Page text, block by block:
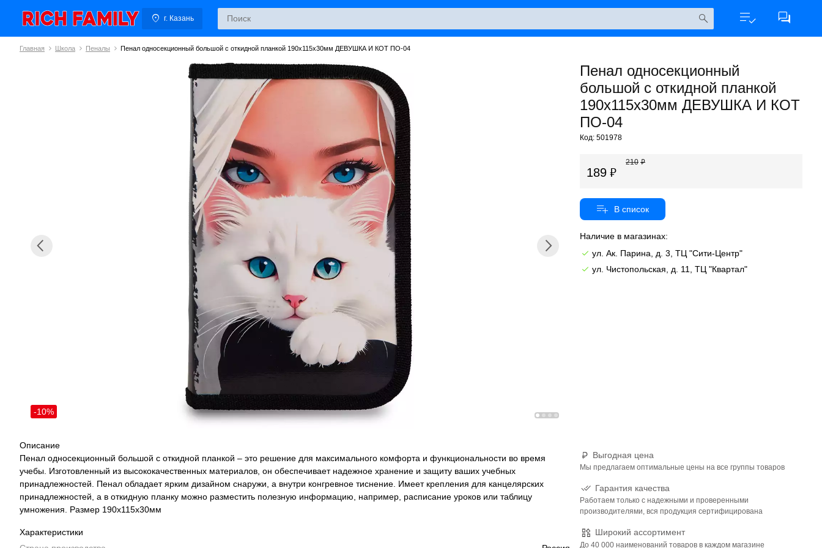
г. Казань
Главная Школа Пеналы Пенал односекционный большой с откидной планкой 190х115х30мм ДЕВУШКА И КОТ ПО-04
Пенал односекционный
большой с откидной планкой
190х115х30мм ДЕВУШКА И КОТ
ПО-04
Код: 501978
-10%
189
210
Наличие в магазинах:
ул. Ак. Парина, д. 3, ТЦ "Сити-Центр"
ул. Чистопольская, д. 11, ТЦ "Квартал"
Описание
Пенал односекционный большой с откидной планкой – это решение для максимального комфорта и функциональности во время
учебы. Изготовленный из высококачественных материалов, он обеспечивает надежное хранение и защиту ваших учебных
принадлежностей. Пенал обладает ярким дизайном снаружи, а внутри конгревное тиснение. Имеет крепления для канцелярских
принадлежностей, а в откидную планку можно разместить полезную информацию, например, расписание уроков или таблицу
умножения. Размер 190х115х30мм
Выгодная цена
Мы предлагаем оптимальные цены на все группы товаров
Гарантия качества
Работаем только с надежными и проверенными
производителями, вся продукция сертифицирована
Широкий ассортимент
До 40 000 наименований товаров в каждом магазине
Характеристики